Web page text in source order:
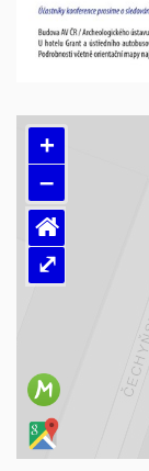
+
–
⌂
⤢